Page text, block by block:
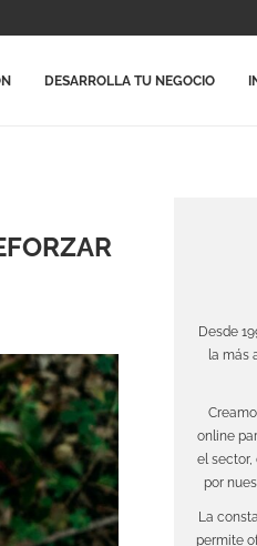
DESARROLLA TU NEGOCIO
Desde
la más
online
el sector,
por
La
permite